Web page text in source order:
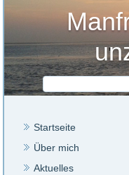
Startseite
Über mich
Aktuelles